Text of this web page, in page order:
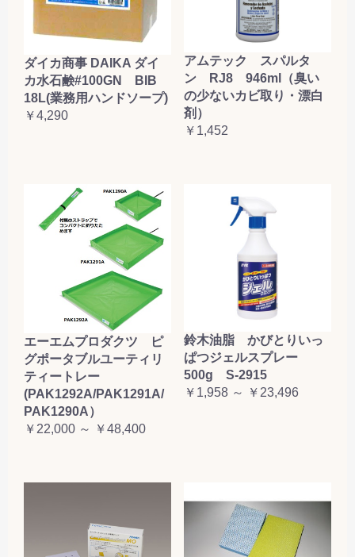
ダイカ商事 DAIKA ダイ
カ水石鹸#100GN BIB
18L(業務用ハンドソープ)
￥4,290
アムテック スパルタ
ン RJ8 946ml（臭い
の少ないカビ取り・漂白
剤）
￥1,452
エーエムプロダクツ ピ
グポータブルユーティリ
ティートレー
(PAK1292A/PAK1291A/
PAK1290A）
￥22,000 ～ ￥48,400
鈴木油脂 かびとりいっ
ぱつジェルスプレー
500g S-2915
￥1,958 ～ ￥23,496